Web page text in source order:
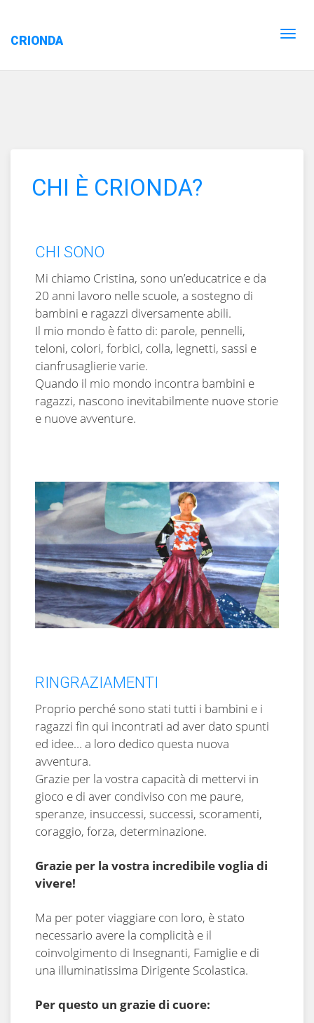
CRIONDA
CHI È CRIONDA?
CHI SONO
Mi chiamo Cristina, sono un’educatrice e da
20 anni lavoro nelle scuole, a sostegno di
bambini e ragazzi diversamente abili.
Il mio mondo è fatto di: parole, pennelli,
teloni, colori, forbici, colla, legnetti, sassi e
cianfrusaglierie varie.
Quando il mio mondo incontra bambini e
ragazzi, nascono inevitabilmente nuove storie
e nuove avventure.
RINGRAZIAMENTI
Proprio perché sono stati tutti i bambini e i
ragazzi fin qui incontrati ad aver dato spunti
ed idee… a loro dedico questa nuova
avventura.
Grazie per la vostra capacità di mettervi in
gioco e di aver condiviso con me paure,
speranze, insuccessi, successi, scoramenti,
coraggio, forza, determinazione.
Grazie per la vostra incredibile voglia di
vivere!
Ma per poter viaggiare con loro, è stato
necessario avere la complicità e il
coinvolgimento di Insegnanti, Famiglie e di
una illuminatissima Dirigente Scolastica.
Per questo un grazie di cuore: